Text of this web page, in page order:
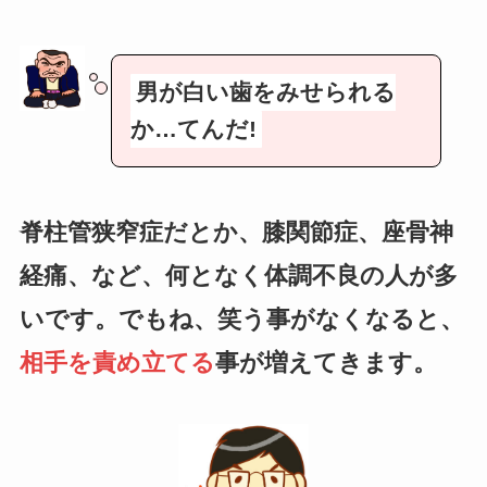
男が白い歯をみせられる
か…てんだ!
脊柱管狭窄症だとか、膝関節症、座骨神
経痛、など、何となく体調不良の人が多
いです。でもね、笑う事がなくなると、
相手を責め立てる事が増えてきます。